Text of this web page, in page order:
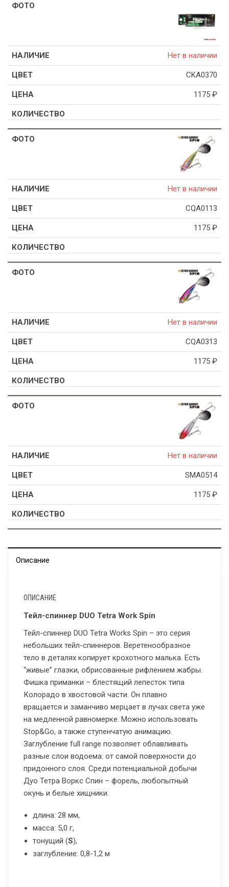
Нет в наличии
CKA0370
1175 ₽
Нет в наличии
CQA0113
1175 ₽
Нет в наличии
CQA0313
1175 ₽
Нет в наличии
SMA0514
1175 ₽
Описание
ОПИСАНИЕ
Тейл-спиннер DUO Tetra Work Spin
Тейл-спиннер DUO Tetra Works Spin – это серия
небольших тейл-спиннеров. Веретенообразное
тело в деталях копирует крохотного малька. Есть
“живые” глазки, обрисованные рифлением жабры.
Фишка приманки – блестящий лепесток типа
Колорадо в хвостовой части. Он плавно
вращается и заманчиво мерцает в лучах света уже
на медленной равномерке. Можно использовать
Stop&Go, а также ступенчатую анимацию.
Заглубление full range позволяет облавливать
разные слои водоема: от самой поверхности до
придонного слоя. Среди потенциальной добычи
Дуо Тетра Воркс Спин – форель, любопытный
окунь и белые хищники.
длина: 28 мм,
масса: 5,0 г,
тонущий (S),
заглубление: 0,8-1,2 м